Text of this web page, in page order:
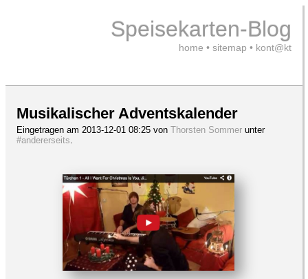
Speisekarten-Blog
home • sitemap • kont@kt
Musikalischer Adventskalender
Eingetragen am 2013-12-01 08:25 von Thorsten Sommer unter
#andererseits.